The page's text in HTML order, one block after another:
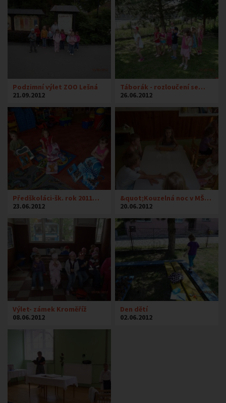
Podzimní výlet ZOO Lešná
21.09.2012
Táborák - rozloučení se…
26.06.2012
Předškoláci-šk. rok 2011…
23.06.2012
&quot;Kouzelná noc v MŠ…
20.06.2012
Výlet- zámek Kroměříž
08.06.2012
Den dětí
02.06.2012